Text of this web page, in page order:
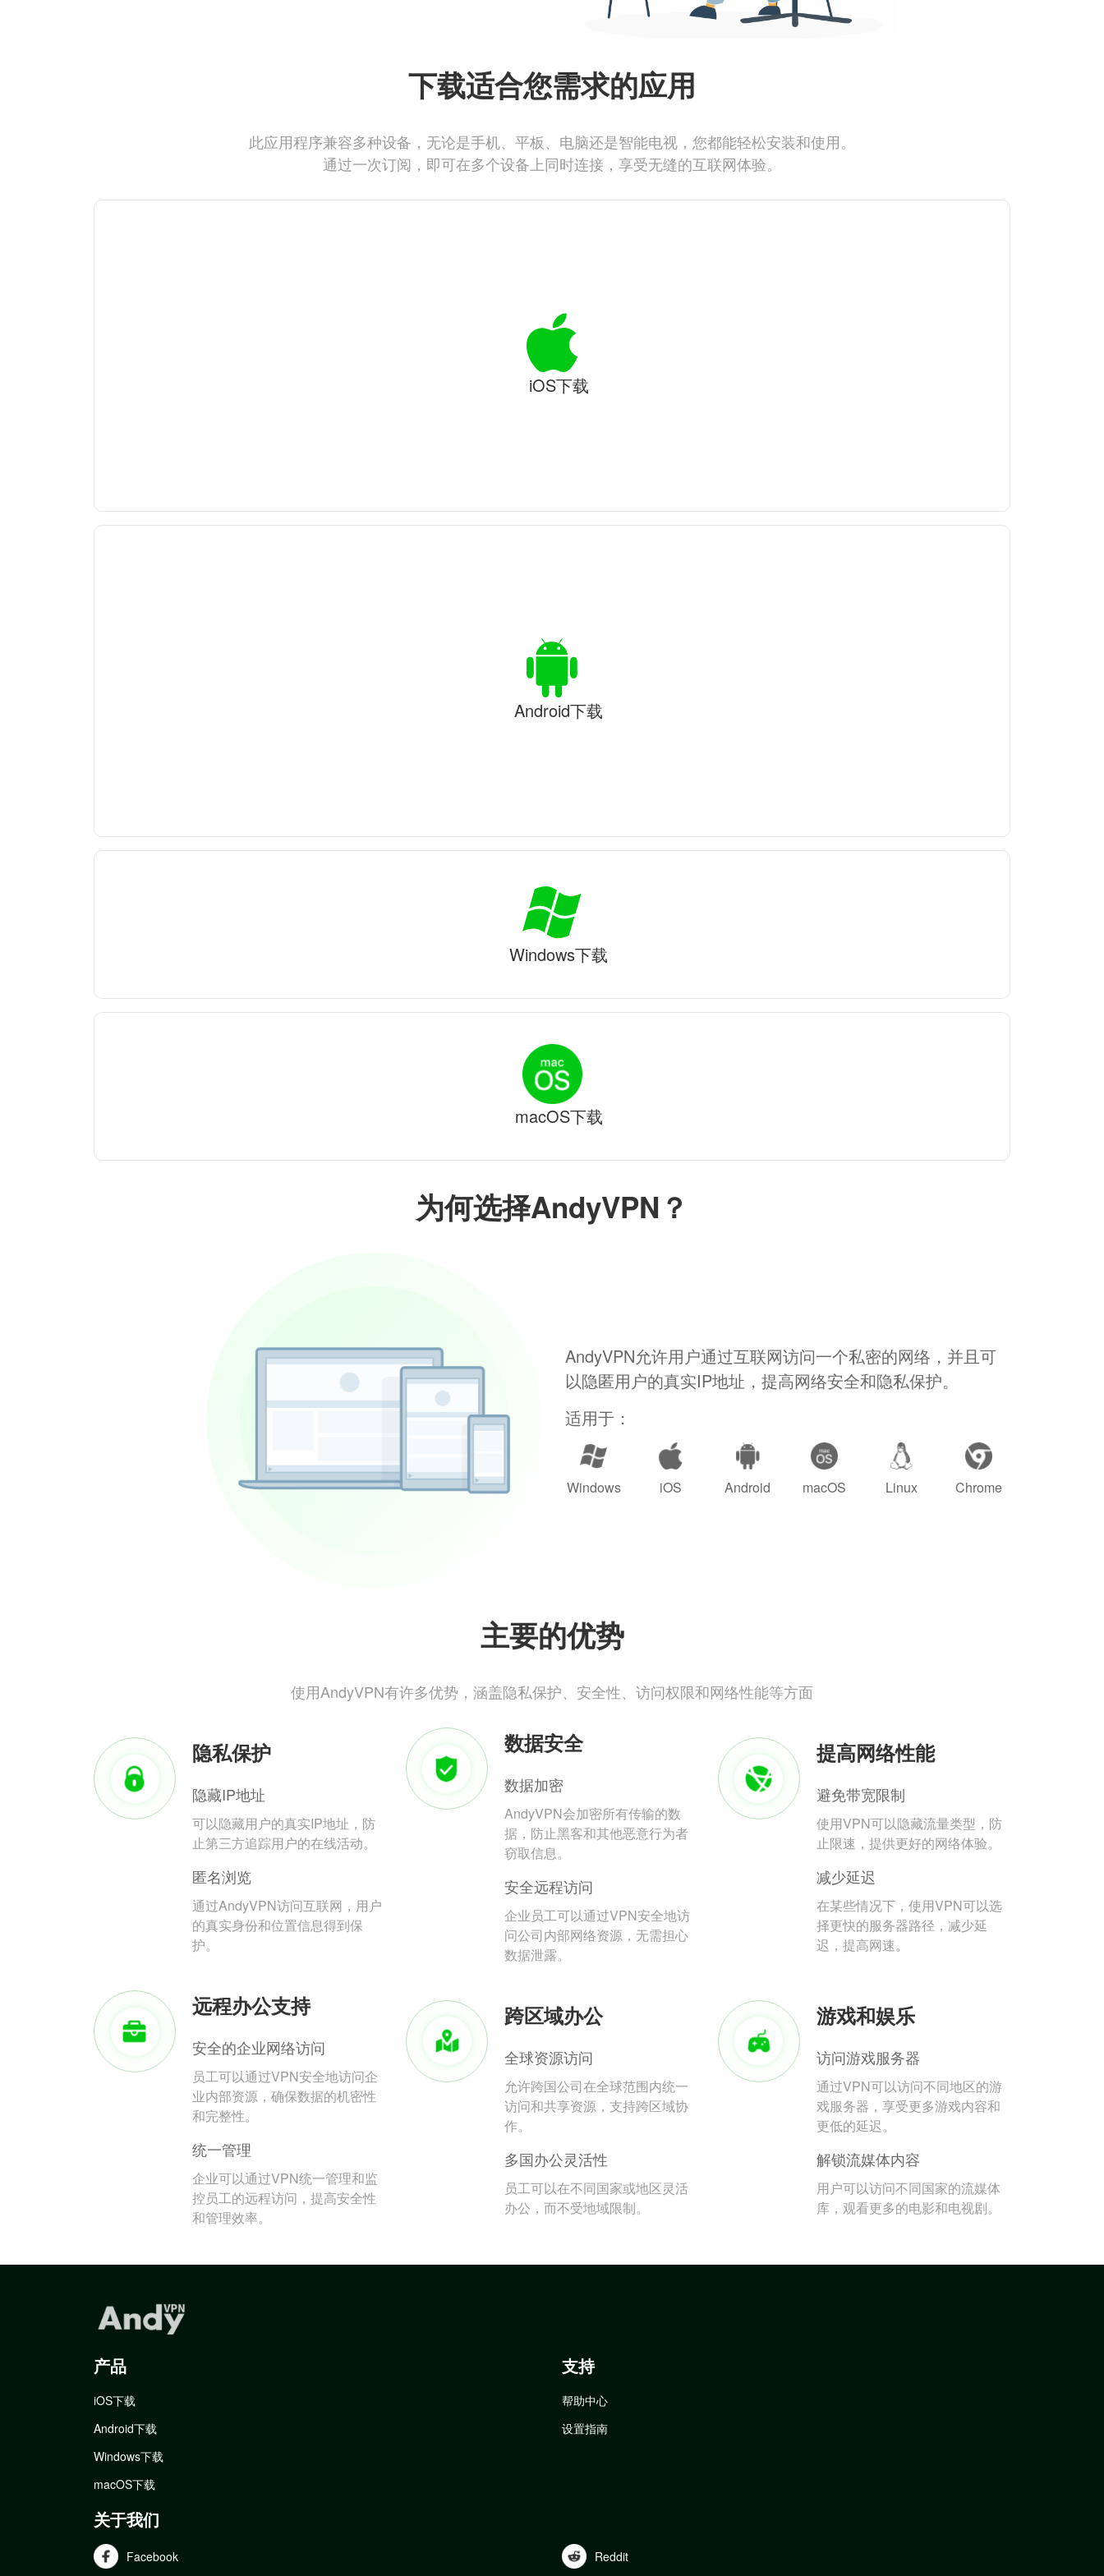
为何选择AndyVPN？
AndyVPN允许用户通过互联网访问一个私密的网络，并且可
以隐匿用户的真实IP地址，提高网络安全和隐私保护。
适用于：
Windows iOS Android macOS Linux Chrome
主要的优势
使用AndyVPN有许多优势，涵盖隐私保护、安全性、访问权限和网络性能等方面
隐私保护
隐藏IP地址
可以隐藏用户的真实IP地址，防
止第三方追踪用户的在线活动。
匿名浏览
通过AndyVPN访问互联网，用户
的真实身份和位置信息得到保
护。
数据安全
数据加密
AndyVPN会加密所有传输的数
据，防止黑客和其他恶意行为者
窃取信息。
安全远程访问
企业员工可以通过VPN安全地访
问公司内部网络资源，无需担心
数据泄露。
提高网络性能
避免带宽限制
使用VPN可以隐藏流量类型，防
止限速，提供更好的网络体验。
减少延迟
在某些情况下，使用VPN可以选
择更快的服务器路径，减少延
迟，提高网速。
远程办公支持
安全的企业网络访问
员工可以通过VPN安全地访问企
业内部资源，确保数据的机密性
和完整性。
统一管理
企业可以通过VPN统一管理和监
控员工的远程访问，提高安全性
和管理效率。
跨区域办公
全球资源访问
允许跨国公司在全球范围内统一
访问和共享资源，支持跨区域协
作。
多国办公灵活性
员工可以在不同国家或地区灵活
办公，而不受地域限制。
游戏和娱乐
访问游戏服务器
通过VPN可以访问不同地区的游
戏服务器，享受更多游戏内容和
更低的延迟。
解锁流媒体内容
用户可以访问不同国家的流媒体
库，观看更多的电影和电视剧。
下载适合您需求的应用
此应用程序兼容多种设备，无论是手机、平板、电脑还是智能电视，您都能轻松安装和使用。
通过一次订阅，即可在多个设备上同时连接，享受无缝的互联网体验。
iOS下载
Android下载
Windows下载
macOS下载
产品
iOS下载
Android下载
Windows下载
macOS下载
支持
帮助中心
设置指南
关于我们
Facebook Reddit